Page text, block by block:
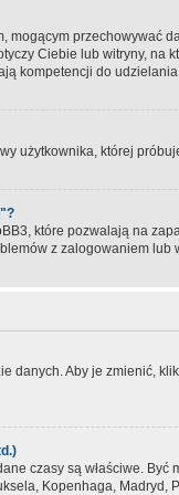
przechowywać
Ciebie lub witryny,
kompetencji do
użytkownika, której
które pozwalają na
z zalogowaniem lub
danych. Aby je zmienić,
czasy są właściwe.
Kopenhaga,